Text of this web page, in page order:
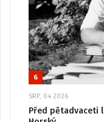
6
SRP, 04 2026
Před pětadvaceti